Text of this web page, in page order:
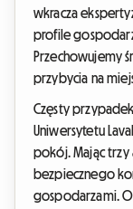
wkracza
profile
Przechowujemy
przybycia na
Częsty
Uniwersytetu
pokój. Mając trzy
bezpiecznego
gospodarzami.